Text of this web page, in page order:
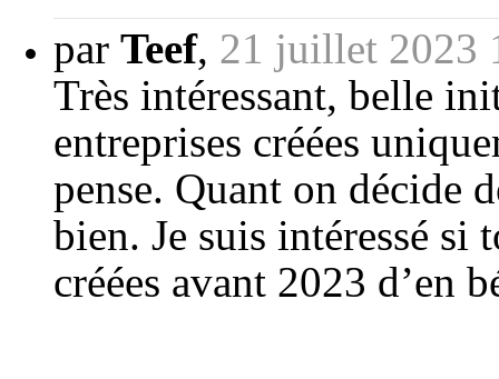
par Teef, 21 juillet 2023
Très intéressant, belle
entreprises créées
pense. Quant on décide
bien. Je suis intéressé si
créées avant 2023 d’en